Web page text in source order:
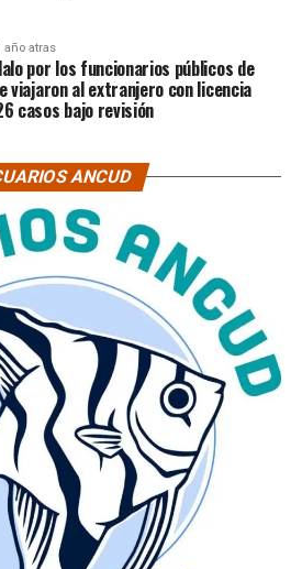
año atras
por los funcionarios públicos de
viajaron al extranjero con licencia
casos bajo revisión
ANCUD